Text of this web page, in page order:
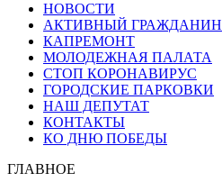
НОВОСТИ
АКТИВНЫЙ ГРАЖДАНИН
КАПРЕМОНТ
МОЛОДЕЖНАЯ ПАЛАТА
СТОП КОРОНАВИРУС
ГОРОДСКИЕ ПАРКОВКИ
НАШ ДЕПУТАТ
КОНТАКТЫ
КО ДНЮ ПОБЕДЫ
ГЛАВНОЕ